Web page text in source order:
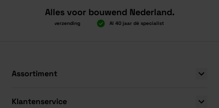
Alles voor bouwend Nederland.
Boven 2.000 gratis verzending Al 40 jaar dé specialist
Assortiment
Klantenservice